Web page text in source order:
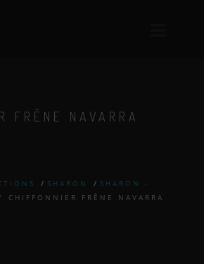
FRÊNE NAVARRA
/ SHARON / SHARON -
CHIFFONNIER FRÊNE NAVARRA